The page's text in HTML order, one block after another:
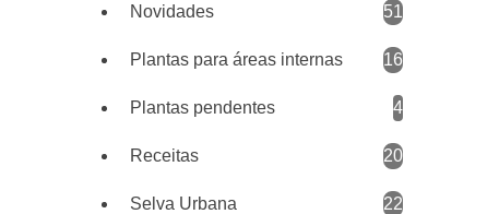
Novidades 51
Plantas para áreas internas 16
Plantas pendentes 4
Receitas 20
Selva Urbana 22